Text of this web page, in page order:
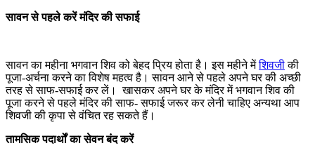
सावन से पहले करें मंदिर की सफाई
सावन का महीना भगवान शिव को बेहद प्रिय होता है। इस महीने मेंशिवजीकी
पूजा-अर्चना करने का विशेष महत्व है। सावन आने से पहले अपने घर की अच्छी
तरह से साफ-सफाई कर लें। खासकर अपने घर के मंदिर में भगवान शिव की
पूजा करने से पहले मंदिर की साफ- सफाई जरूर कर लेनी चाहिए अन्यथा आप
शिवजी की कृपा से वंचित रह सकते हैं।
तामसिक पदार्थों का सेवन बंद करें